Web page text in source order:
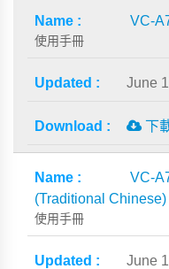
VC-
使用手冊
June
下
VC-
(Traditional Chinese)
使用手冊
June